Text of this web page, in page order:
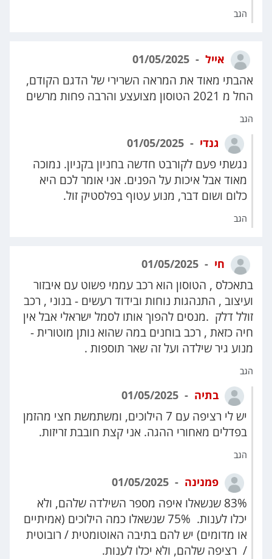
הגב
אייל
אהבתי מאוד את המראה השרירי של הדגם הקודם,
החל מ 2021 הטוסון מצועצע והרבה פחות מרשים
הגב
גנדי
נגשתי פעם לקורבט חדשה בחניון בקניון. נמוכה
מאוד אבל איכות על הפנים. אני אומר לכם היא
כלום ושום דבר, מנוע עטוף בפלסטיק זול.
הגב
חי
בתאכלס , הטוסון הוא רכב עממי פשוט עם איבזור
ועיצוב , התנהגות נוחות ובידוד רעשים - בנוני , רכב
זולל דלק .מנסים להפוך אותו לסמל ישראלי אבל אין
חיה כזאת , רכב בוחנים במה שהוא נותן מוטורית -
מנוע גיר שילדה ועל זה שאר תוספות .
הגב
בתיה
יש לי רציפה עם 7 הילוכים, ומשתמשת חצי מהזמן
בפדלים מאחורי ההגה. אני קצת חובבת זריזות.
הגב
פמנינה
83% שנשאלו איפה מספר השילדה שלהם, ולא
יכלו לענות. 75% שנשאלו כמה הילוכים (אמיתיים
או מדומים) יש להם בתיבה האוטומטית / רובוטית
/ רציפה שלהם, ולא יכלו לענות.